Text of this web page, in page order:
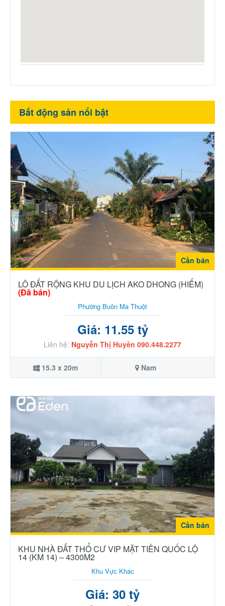
Bất động sản nổi bật
Cần bán
LÔ ĐẤT RỘNG KHU DU LỊCH AKO DHONG (HIẾM)
(Đã bán)
Phường Buôn Ma Thuột
Giá: 11.55 tỷ
Liên hệ: Nguyễn Thị Huyền 090.448.2277
15.3 x 20m Nam
Cần bán
KHU NHÀ ĐẤT THỔ CƯ VIP MẶT TIỀN QUỐC LỘ
14 (KM 14) – 4300M2
Khu Vực Khác
Giá: 30 tỷ